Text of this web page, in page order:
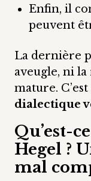
Enfin, il
peuvent
La dernière
aveugle, ni
mature.
dialectique
Qu’est-
Hegel ?
mal